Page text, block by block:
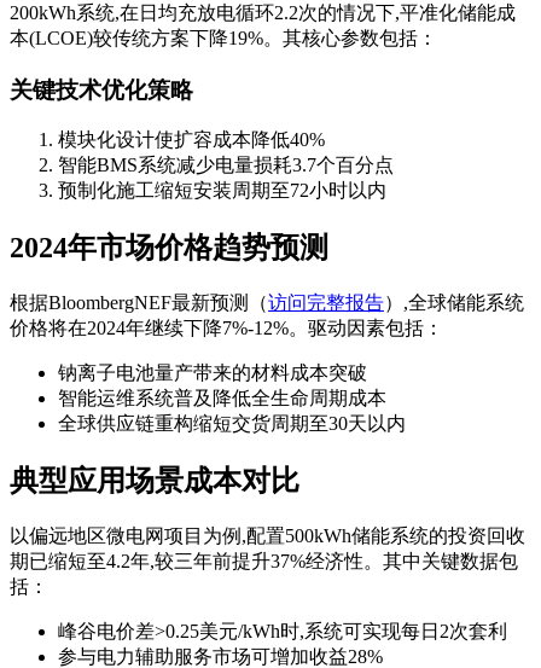
200kWh系统,在日均充放电循环2.2次的情况下,平准化储能成
本(LCOE)较传统方案下降19%。其核心参数包括：
关键技术优化策略
模块化设计使扩容成本降低40%
智能BMS系统减少电量损耗3.7个百分点
预制化施工缩短安装周期至72小时以内
2024年市场价格趋势预测
根据BloombergNEF最新预测（访问完整报告）,全球储能系统
价格将在2024年继续下降7%-12%。驱动因素包括：
钠离子电池量产带来的材料成本突破
智能运维系统普及降低全生命周期成本
全球供应链重构缩短交货周期至30天以内
典型应用场景成本对比
以偏远地区微电网项目为例,配置500kWh储能系统的投资回收
期已缩短至4.2年,较三年前提升37%经济性。其中关键数据包
括：
峰谷电价差>0.25美元/kWh时,系统可实现每日2次套利
参与电力辅助服务市场可增加收益28%